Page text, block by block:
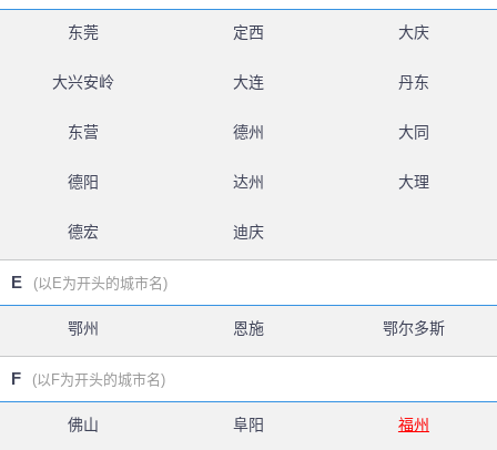
东莞 定西 大庆
大兴安岭 大连 丹东
东营 德州 大同
德阳 达州 大理
德宏 迪庆
E (以E为开头的城市名)
鄂州 恩施 鄂尔多斯
F (以F为开头的城市名)
佛山 阜阳 福州